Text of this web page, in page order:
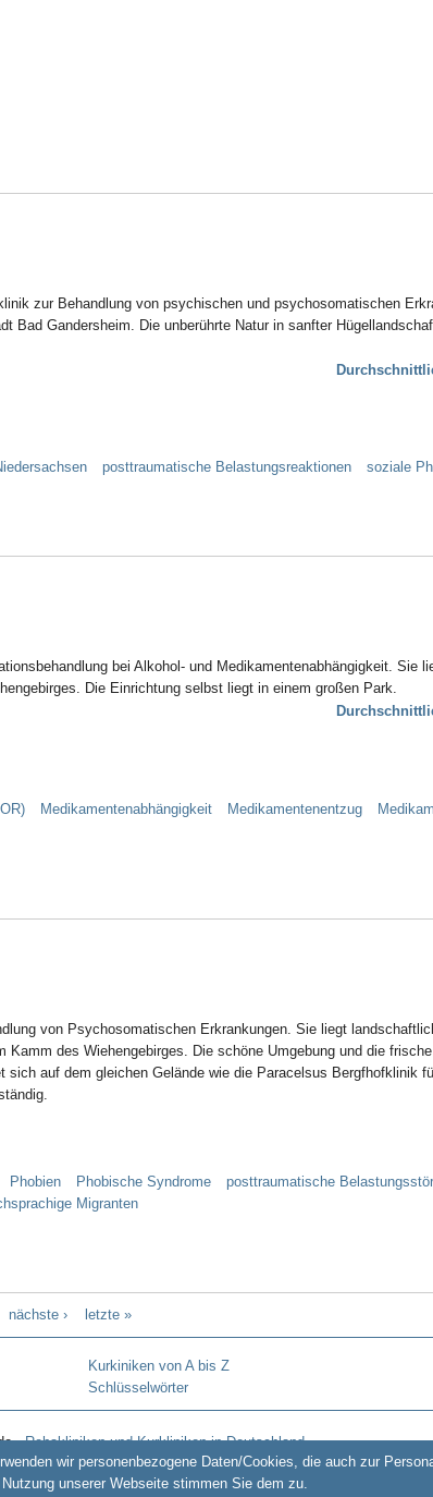
zur Behandlung von psychischen und psychosomatischen
Bad Gandersheim. Die unberührte Natur in sanfter
posttraumatische Belastungsreaktionen soziale
bei Alkohol- und Medikamentenabhängigkeit. Sie
Die Einrichtung selbst liegt in einem großen Park.
Medikamentenabhängigkeit Medikamentenentzug
von Psychosomatischen Erkrankungen. Sie liegt
des Wiehengebirges. Die schöne Umgebung und die
auf dem gleichen Gelände wie die Paracelsus Bergfhofklinik
Phobien Phobische Syndrome
posttraumatische
Migranten
nächste › letzte »
Kurkiniken von A bis Z
Schlüsselwörter
-Rehakliniken und Kurkliniken in Deutschland
• www.kuren24.com
wir personenbezogene Daten/Cookies, die auch zur
unserer Webseite stimmen Sie dem zu.